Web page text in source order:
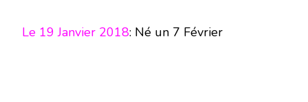
Le 19 Janvier 2018: Né un 7 Février